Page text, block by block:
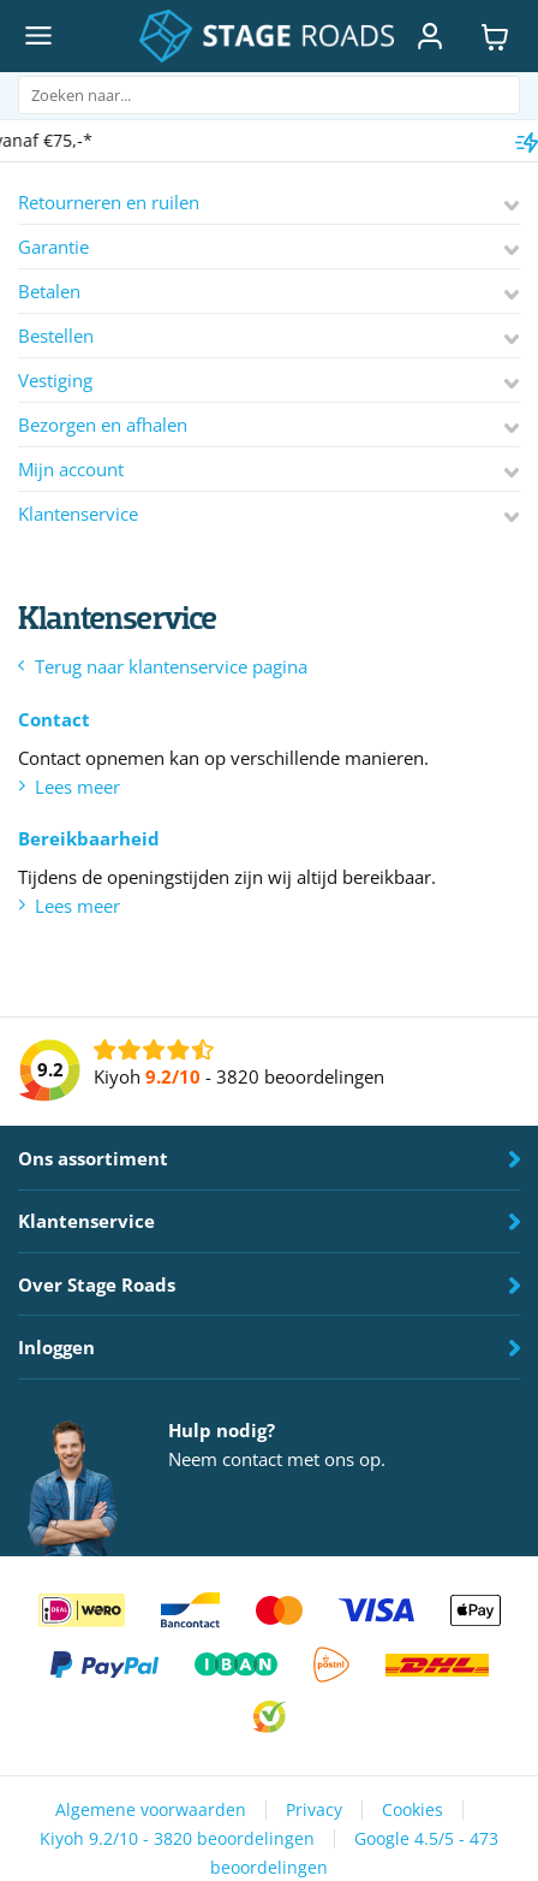
naar
inhoud
Zoeken
naar:
Klantenservice
Terug naar klantenservice pagina
Contact
Contact opnemen kan op verschillende manieren.
Lees meer
Bereikbaarheid
Tijdens de openingstijden zijn wij altijd bereikbaar.
Lees meer
Retourneren en ruilen
Garantie
Betalen
Bestellen
Vestiging
Bezorgen en afhalen
Mijn account
Klantenservice
9.2 Kiyoh9.2/10 -3820 beoordelingen
Ons assortiment
Klantenservice
Over Stage Roads
Inloggen
Hulp nodig?
Neem contactmet ons op.
Algemene voorwaarden Privacy
Cookies
Kiyoh 9.2/10 - 3820 beoordelingen
Google 4.5/5 - 473
beoordelingen